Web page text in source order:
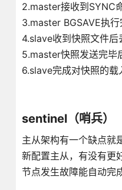
2.master接收到SYNC
3.master BGSAVE执
4.slave收到快照文件后
5.master快照发送完毕
6.slave完成对快照的载
sentinel（哨兵）
主从架构有一个缺点就
新配置主从，有没有更
节点发生故障能自动完